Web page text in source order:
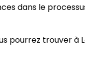
dans le
pourrez trouver à